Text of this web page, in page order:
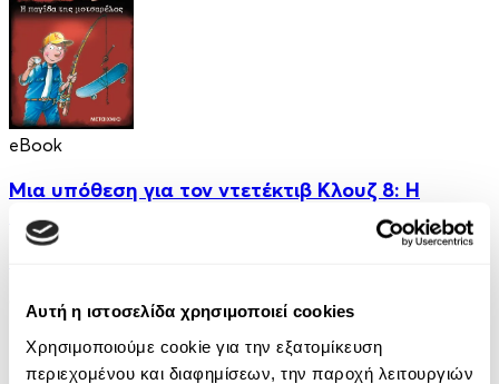
Αυτή η ιστοσελίδα χρησιμοποιεί cookies
Χρησιμοποιούμε cookie για την εξατομίκευση
περιεχομένου και διαφημίσεων, την παροχή λειτουργιών
eBook
Μια υπόθεση για τον ντετέκτιβ Κλουζ 8: Η
παγίδα της μοτσαρέλας
6.99€